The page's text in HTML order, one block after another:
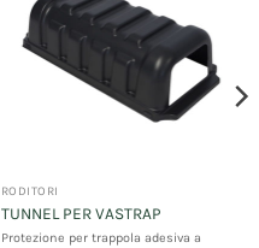
RODITORI
TUNNEL PER VASTRAP
Protezione per trappola adesiva a